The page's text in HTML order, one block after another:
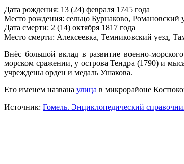
Дата рождения: 13 (24) февраля 1745 года
Место рождения: сельцо Бурнаково, Романовский
Дата смерти: 2 (14) октября 1817 года
Место смерти: Алексеевка, Темниковский уезд,
Внёс большой вклад в развитие военно-
морском сражении, у острова Тендра (1790) и
учреждены орден и медаль Ушакова.
Его именем названа улица в микрорайоне
Источник: Гомель. Энциклопедический